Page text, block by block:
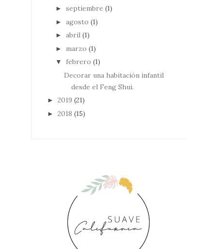
► septiembre (1)
► agosto (1)
► abril (1)
► marzo (1)
▼ febrero (1)
Decorar una habitación infantil
desde el Feng Shui.
► 2019 (21)
► 2018 (15)